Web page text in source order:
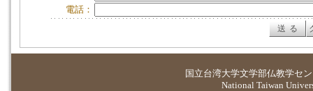
電話：
国立台湾大学文学部仏教学セ
National Taiwan